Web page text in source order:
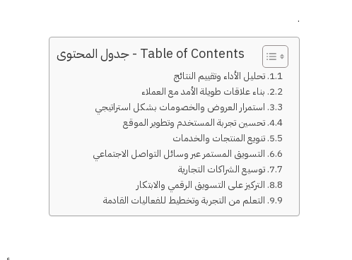
.
Table of Contents - جدول المحتوى
1. تحليل الأداء وتقييم النتائج
2. بناء علاقات طويلة الأمد مع العملاء
3. استمرار العروض والخصومات بشكل استراتيجي
4. تحسين تجربة المستخدم وتطوير الموقع
5. تنويع المنتجات والخدمات
6. التسويق المستمر عبر وسائل التواصل الاجتماعي
7. توسيع الشراكات التجارية
8. التركيز على التسويق الرقمي والابتكار
9. التعلم من التجربة وتخطيط للفعاليات القادمة